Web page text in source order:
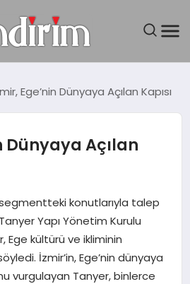
Ege’nin Dünyaya Açılan Kapısı
Dünyaya Açılan
segmentteki konutlarıyla talep
Yapı Yönetim Kurulu
Ege kültürü ve ikliminin
İzmir’in, Ege’nin dünyaya
vurgulayan Tanyer, binlerce